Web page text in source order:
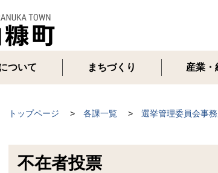
ついて まちづくり 産業・
現
位
置
トップページ 各課一覧 選挙管理委員会事
不在者投票